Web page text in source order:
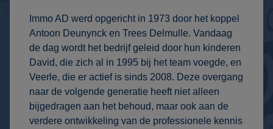
Immo AD werd opgericht in 1973 door het koppel
Antoon Deunynck en Trees Delmulle. Vandaag
de dag wordt het bedrijf geleid door hun kinderen
David, die zich al in 1995 bij het team voegde, en
Veerle, die er actief is sinds 2008. Deze overgang
naar de volgende generatie heeft niet alleen
bijgedragen aan het behoud, maar ook aan de
verdere ontwikkeling van de professionele kennis